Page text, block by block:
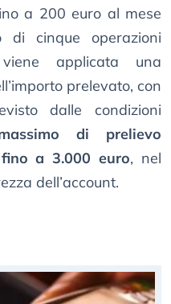
a 200 euro al mese
di cinque operazioni
applicata una
prelevato, con
dalle condizioni
di prelievo
a 3.000 euro, nel
dell’account.